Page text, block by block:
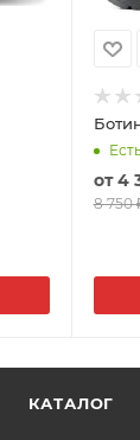
от4
8 750
КАТАЛОГ